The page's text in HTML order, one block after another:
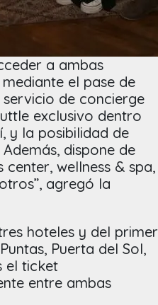
a ambas
el pase de
de concierge
exclusivo dentro
y la posibilidad de
dispone de
wellness & spa,
agregó la
hoteles y del primer
Puerta del Sol,
el ticket
entre ambas